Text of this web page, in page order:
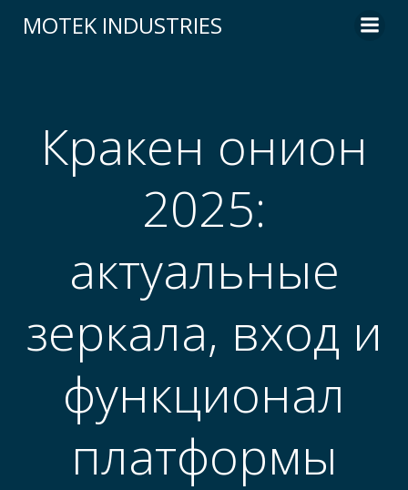
to
MOTEK INDUSTRIES
Кракен онион
2025:
актуальные
зеркала, вход и
функционал
платформы